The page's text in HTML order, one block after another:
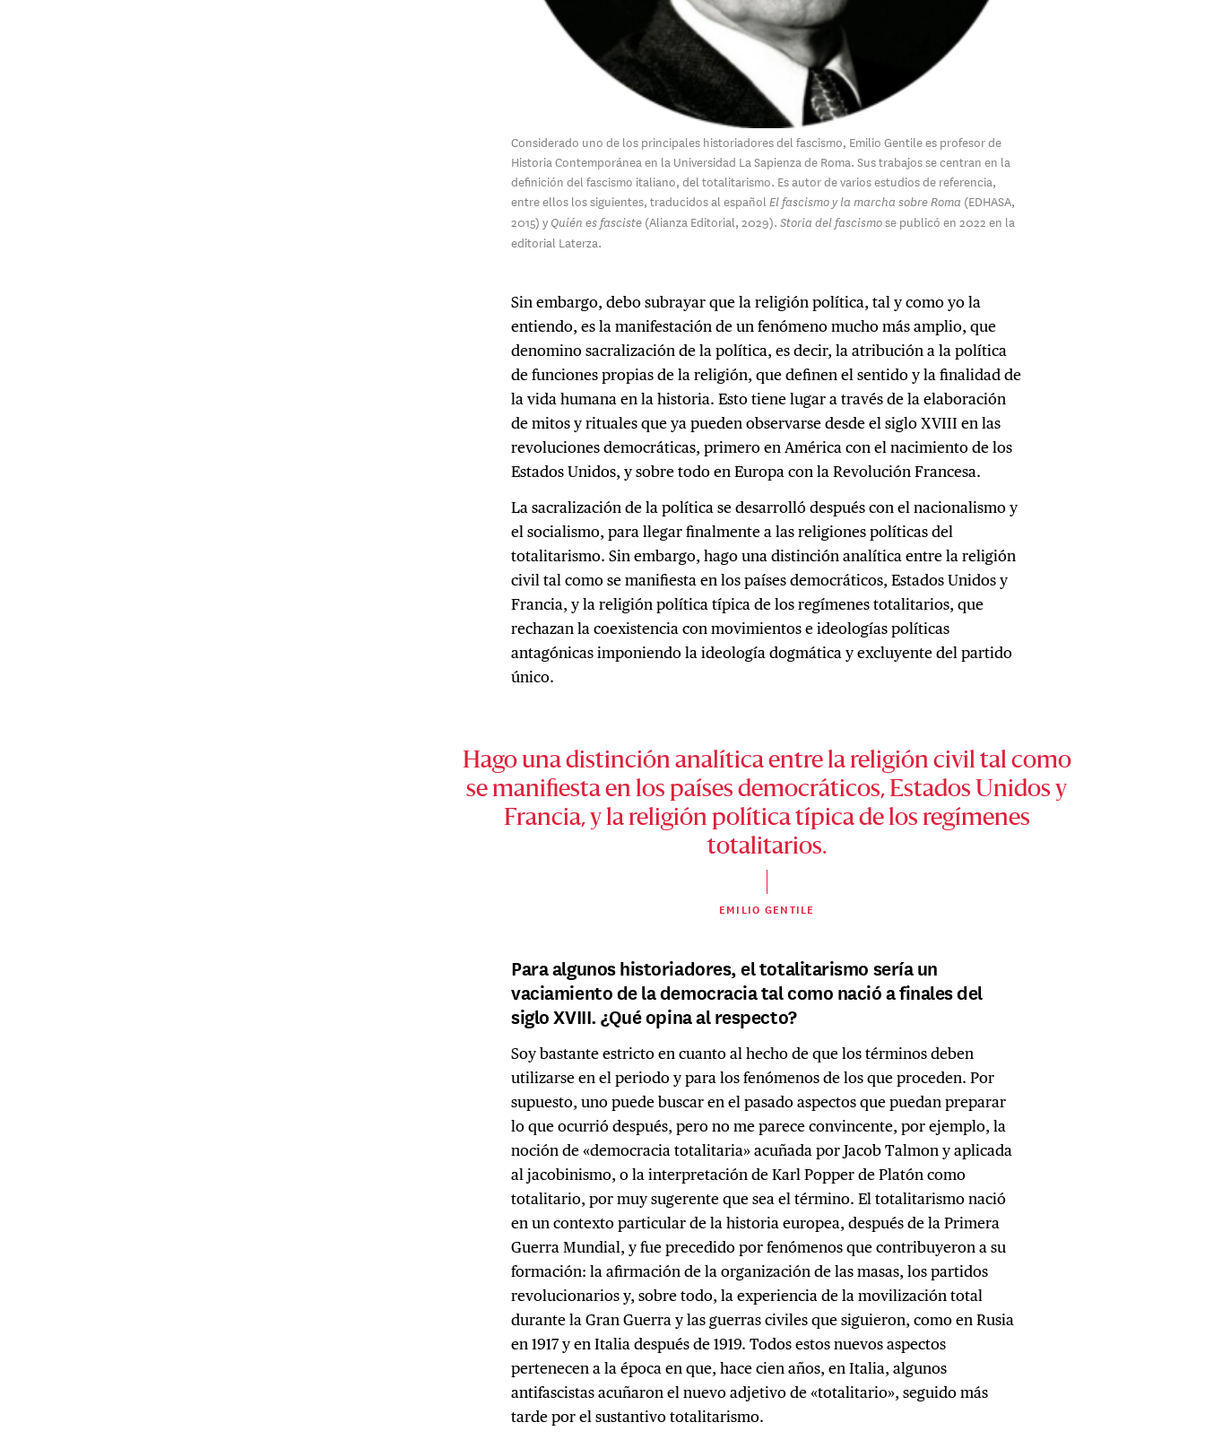
Considerado uno de los principales historiadores del fascismo, Emilio Gentile es profesor de
Historia Contemporánea en la Universidad La Sapienza de Roma. Sus trabajos se centran en la
definición del fascismo italiano, del totalitarismo. Es autor de varios estudios de referencia,
entre ellos los siguientes, traducidos al españolEl fascismo y la marcha sobre Roma (EDHASA,
2015) yQuién es fasciste(Alianza Editorial, 2029).Storia del fascismose publicó en 2022 en la
editorial Laterza.
Sin embargo, debo subrayar que la religión política, tal y como yo la
entiendo, es la manifestación de un fenómeno mucho más amplio, que
denomino sacralización de la política, es decir, la atribución a la política
de funciones propias de la religión, que definen el sentido y la finalidad de
la vida humana en la historia. Esto tiene lugar a través de la elaboración
de mitos y rituales que ya pueden observarse desde el siglo XVIII en las
revoluciones democráticas, primero en América con el nacimiento de los
Estados Unidos, y sobre todo en Europa con la Revolución Francesa.
La sacralización de la política se desarrolló después con el nacionalismo y
el socialismo, para llegar finalmente a las religiones políticas del
totalitarismo. Sin embargo, hago una distinción analítica entre la religión
civil tal como se manifiesta en los países democráticos, Estados Unidos y
Francia, y la religión política típica de los regímenes totalitarios, que
rechazan la coexistencia con movimientos e ideologías políticas
antagónicas imponiendo la ideología dogmática y excluyente del partido
único.
Hago una distinción analítica entre la religión civil tal como
se manifiesta en los países democráticos, Estados Unidos y
Francia, y la religión política típica de los regímenes
totalitarios.
EMILIO GENTILE
Para algunos historiadores, el totalitarismo sería un
vaciamiento de la democracia tal como nació a finales del
siglo XVIII. ¿Qué opina al respecto?
Soy bastante estricto en cuanto al hecho de que los términos deben
utilizarse en el periodo y para los fenómenos de los que proceden. Por
supuesto, uno puede buscar en el pasado aspectos que puedan preparar
lo que ocurrió después, pero no me parece convincente, por ejemplo, la
noción de «democracia totalitaria» acuñada por Jacob Talmon y aplicada
al jacobinismo, o la interpretación de Karl Popper de Platón como
totalitario, por muy sugerente que sea el término. El totalitarismo nació
en un contexto particular de la historia europea, después de la Primera
Guerra Mundial, y fue precedido por fenómenos que contribuyeron a su
formación: la afirmación de la organización de las masas, los partidos
revolucionarios y, sobre todo, la experiencia de la movilización total
durante la Gran Guerra y las guerras civiles que siguieron, como en Rusia
en 1917 y en Italia después de 1919. Todos estos nuevos aspectos
pertenecen a la época en que, hace cien años, en Italia, algunos
antifascistas acuñaron el nuevo adjetivo de «totalitario», seguido más
tarde por el sustantivo totalitarismo.